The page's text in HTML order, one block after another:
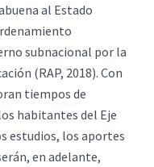
al Estado
subnacional por la
(RAP, 2018). Con
tiempos de
habitantes del Eje
estudios, los aportes
en adelante,